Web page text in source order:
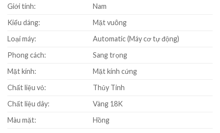
Giới tính:
Nam
Kiểu dáng:
Mặt vuông
Loại máy:
Automatic (Máy cơ tự động)
Phong cách:
Sang trọng
Mặt kính:
Mặt kính cứng
Chất liệu vỏ:
Thủy Tinh
Chất liệu dây:
Vàng 18K
Màu mặt:
Hồng